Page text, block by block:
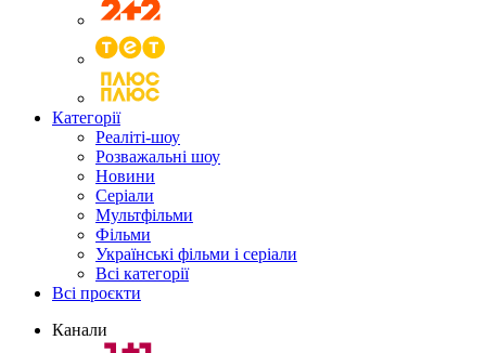
Категорії
Реаліті-шоу
Розважальні шоу
Новини
Серіали
Мультфільми
Фільми
Українські фільми і серіали
Всі категорії
Всі проєкти
Канали